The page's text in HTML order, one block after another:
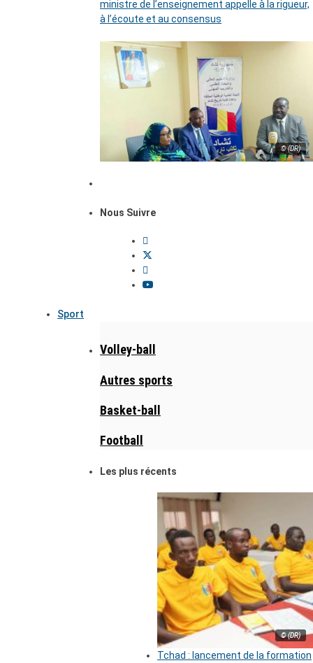
ministre de l’enseignement appelle à la rigueur,
à l’écoute et au consensus
© (DR)
Nous Suivre
Sport
Volley-ball
Autres sports
Basket-ball
Football
Les plus récents
© (DR)
Tchad : lancement de la formation